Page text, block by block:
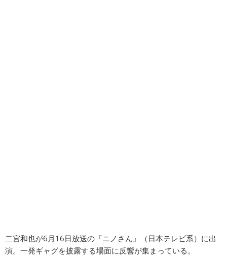
二宮和也が6月16日放送の『ニノさん』（日本テレビ系）に出
演。一発ギャグを披露する場面に反響が集まっている。